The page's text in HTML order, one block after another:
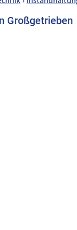
Großgetrieben